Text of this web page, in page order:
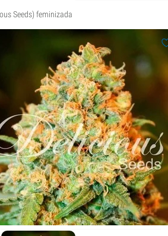
Seeds) feminizada